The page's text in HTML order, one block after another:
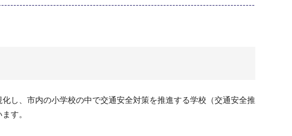
し、市内の小学校の中で交通安全対策を推進する学校（交通安全推
す。